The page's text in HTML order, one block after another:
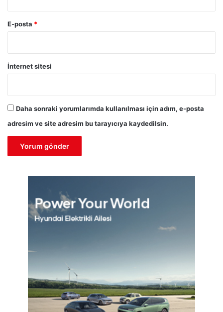
E-posta *
İnternet sitesi
Daha sonraki yorumlarımda kullanılması için adım, e-posta
adresim ve site adresim bu tarayıcıya kaydedilsin.